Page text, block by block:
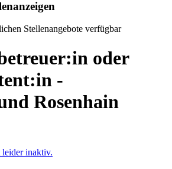
Stellenangebote verfügbar
oder
-
Rosenhain
leider inaktiv.